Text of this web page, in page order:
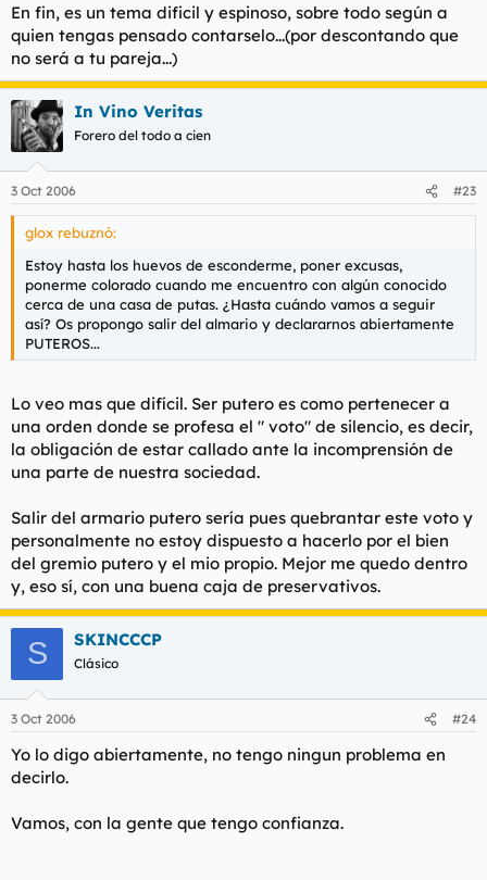
En fin, es un tema dificil y espinoso, sobre todo según a
quien tengas pensado contarselo...(por descontando que
no será a tu pareja...)
In Vino Veritas
Forero del todo a cien
3 Oct 2006 #23
glox rebuznó:
Estoy hasta los huevos de esconderme, poner excusas,
ponerme colorado cuando me encuentro con algún conocido
cerca de una casa de putas. ¿Hasta cuándo vamos a seguir
así? Os propongo salir del almario y declararnos abiertamente
PUTEROS...
Lo veo mas que difícil. Ser putero es como pertenecer a
una orden donde se profesa el " voto" de silencio, es decir,
la obligación de estar callado ante la incomprensión de
una parte de nuestra sociedad.
Salir del armario putero sería pues quebrantar este voto y
personalmente no estoy dispuesto a hacerlo por el bien
del gremio putero y el mio propio. Mejor me quedo dentro
y, eso sí, con una buena caja de preservativos.
S SKINCCCP
Clásico
3 Oct 2006 #24
Yo lo digo abiertamente, no tengo ningun problema en
decirlo.
Vamos, con la gente que tengo confianza.